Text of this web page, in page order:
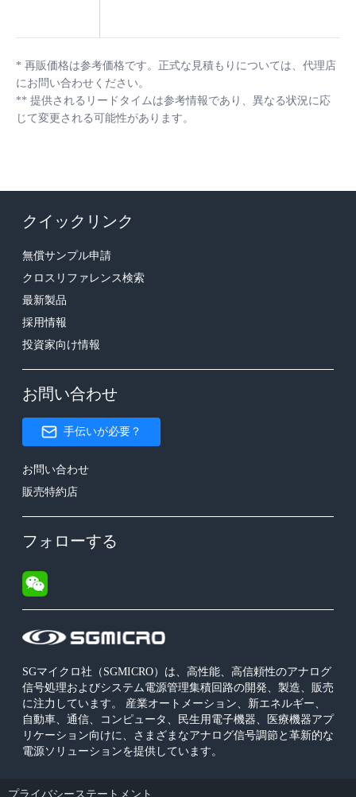
* 再販価格は参考価格です。正式な見積もりについては、代理店
にお問い合わせください。
** 提供されるリードタイムは参考情報であり、異なる状況に応
じて変更される可能性があります。
SGマイクロ社（SGMICRO）は、高性能、高信頼性のアナログ
信号処理およびシステム電源管理集積回路の開発、製造、販売
に注力しています。 産業オートメーション、新エネルギー、
自動車、通信、コンピュータ、民生用電子機器、医療機器アプ
リケーション向けに、さまざまなアナログ信号調節と革新的な
電源ソリューションを提供しています。
クイックリンク
無償サンプル申請
クロスリファレンス検索
最新製品
採用情報
投資家向け情報
お問い合わせ
手伝いが必要？
お問い合わせ
販売特約店
フォローする
プライバシーステートメント